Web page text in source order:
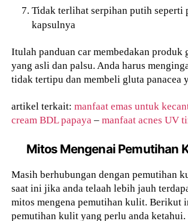
Tidak terlihat serpihan putih seperti
kapsulnya
Itulah panduan car membedakan produk
yang asli dan palsu. Anda harus
tidak tertipu dan membeli gluta panacea
artikel terkait:manfaat emas untuk
cream BDL papaya –manfaat acnes UV
Mitos Mengenai Pemutihan
Masih berhubungan dengan pemutihan
saat ini jika anda telaah lebih jauh
mitos mengena pemutihan kulit. Berikut
pemutihan kulit yang perlu anda ketahui.